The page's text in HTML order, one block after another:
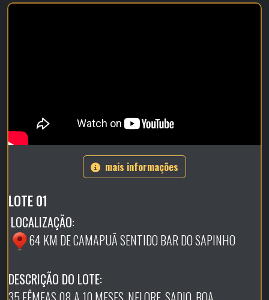
mais informações
LOTE 01
LOCALIZAÇÃO:
64 KM DE CAMAPUÃ SENTIDO BAR DO SAPINHO
DESCRIÇÃO DO LOTE: